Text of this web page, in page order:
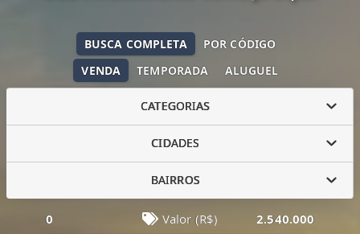
VENDA TEMPORADA ALUGUEL
BUSCA COMPLETA POR CÓDIGO
CATEGORIAS
CIDADES
BAIRROS
0 Valor (R$) 2.540.000